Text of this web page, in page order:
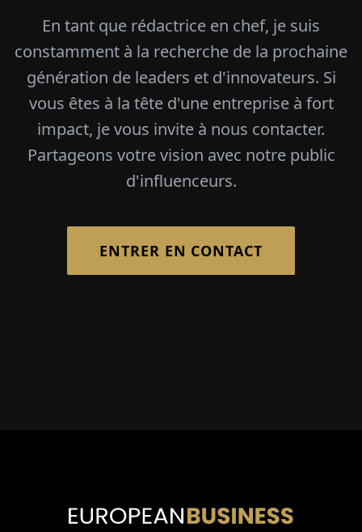
En tant que rédactrice en chef, je suis
constamment à la recherche de la prochaine
génération de leaders et d'innovateurs. Si
vous êtes à la tête d'une entreprise à fort
impact, je vous invite à nous contacter.
Partageons votre vision avec notre public
d'influenceurs.
ENTRER EN CONTACT